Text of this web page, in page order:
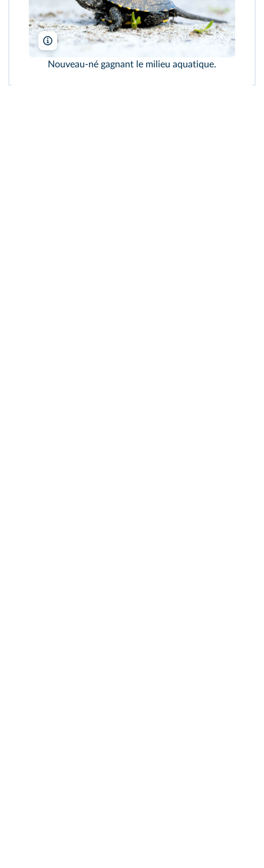
Serhii Ryzhkov / Alamy Stock Photo
Nouveau-né gagnant le milieu aquatique.